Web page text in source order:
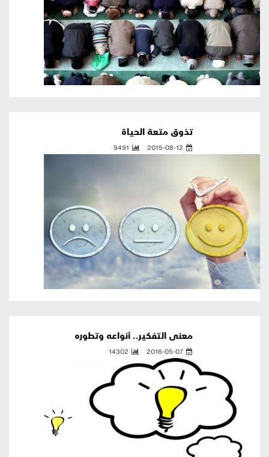
تذوق متعة الحياة
2015-08-12
9491
معنى التفكير.. أنواعه وتطوره
2016-05-07
14302